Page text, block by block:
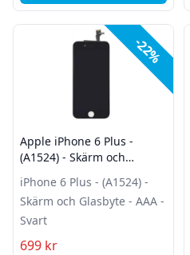
-22%
Apple iPhone 6 Plus -
(A1524) - Skärm och
iPhone 6 Plus - (A1524) -
Skärm och Glasbyte - AAA -
Svart
699 kr